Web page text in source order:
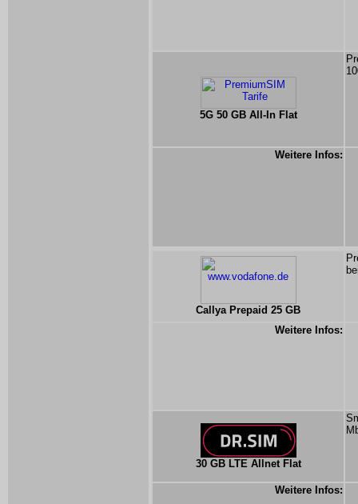
5G 50 GB All-In Flat
Weitere Infos:
Callya Prepaid 25 GB
Weitere Infos:
30 GB LTE Allnet Flat
Weitere Infos: